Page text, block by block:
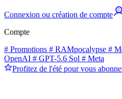
Connexion ou création de compte
Compte
# Promotions # RAMpocalypse #
OpenAI # GPT-5.6 Sol # Meta
Profitez de l'été pour vous